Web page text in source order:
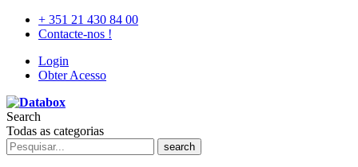
+ 351 21 430 84 00
Contacte-nos !
Login
Obter Acesso
Search
Todas as categorias
search